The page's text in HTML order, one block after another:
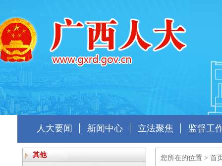
人大要闻 新闻中心 立法聚焦 监督工
其他 您所在的位置 > 首